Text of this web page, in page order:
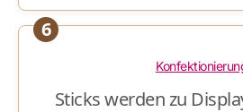
6
Sticks werden zu